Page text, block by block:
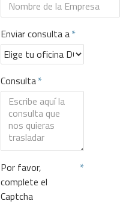
Enviar consulta a
Consulta
Por favor,
complete el
Captcha